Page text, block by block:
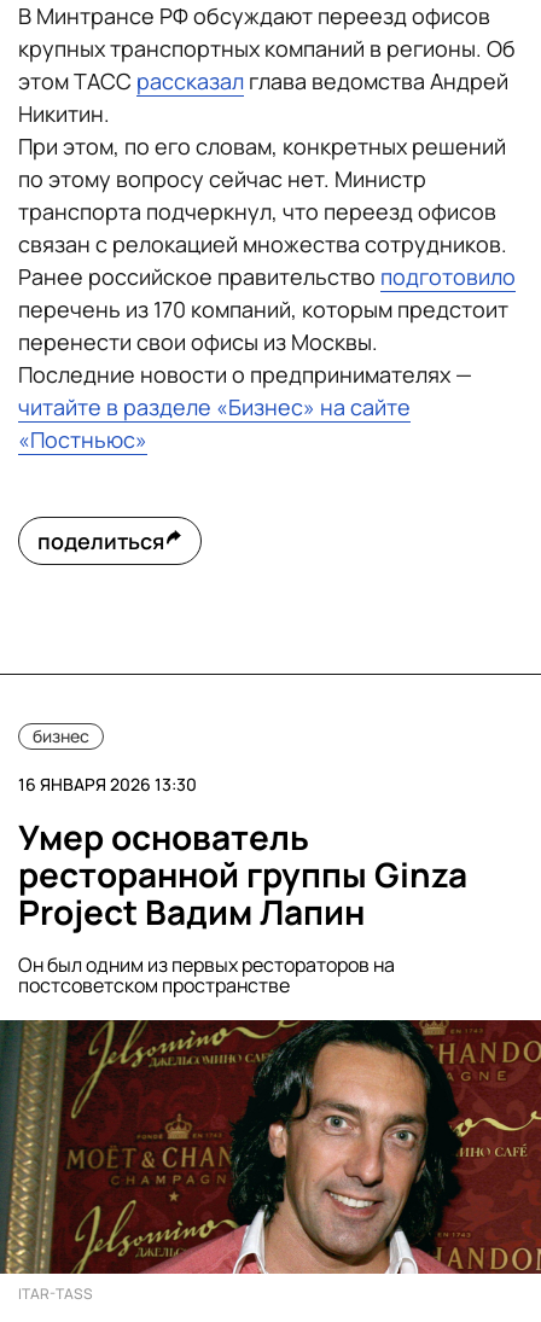
В Минтрансе РФ обсуждают переезд офисов
крупных транспортных компаний в регионы. Об
этом ТАСС рассказал глава ведомства Андрей
Никитин.
При этом, по его словам, конкретных решений
по этому вопросу сейчас нет. Министр
транспорта подчеркнул, что переезд офисов
связан с релокацией множества сотрудников.
Ранее российское правительство подготовило
перечень из 170 компаний, которым предстоит
перенести свои офисы из Москвы.
Последние новости о предпринимателях —
читайте в разделе «Бизнес» на сайте
«Постньюс»
поделиться
бизнес
16 ЯНВАРЯ 2026 13:30
Умер основатель
ресторанной группы Ginza
Project Вадим Лапин
Он был одним из первых рестораторов на
постсоветском пространстве
ITAR-TASS